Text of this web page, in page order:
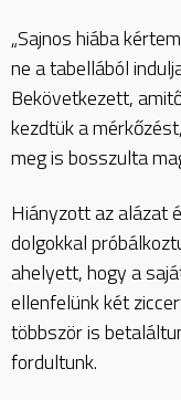
„Sajnos hiába
ne a tabellából
Bekövetkezett,
kezdtük a
meg is bosszulta
Hiányzott az alázat
dolgokkal
ahelyett, hogy a
ellenfelünk két
többször is
fordultunk.